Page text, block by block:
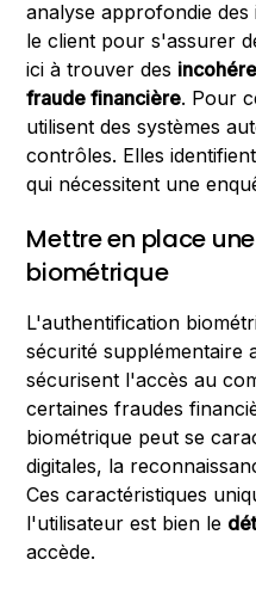
analyse approfondie
le client pour s'assurer
ici à trouver des
fraude financière. Pour
utilisent des systèmes
contrôles. Elles
qui nécessitent une
Mettre en place
biométrique
L'authentification
sécurité supplémentaire
sécurisent l'accès au
certaines fraudes
biométrique peut se
digitales, la
Ces caractéristiques
l'utilisateur est bien le
accède.